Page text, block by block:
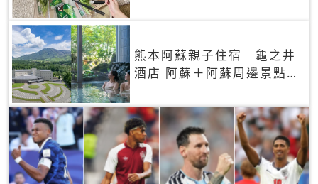
熊本阿蘇親子住宿｜龜之井
酒店 阿蘇＋阿蘇周邊景點一